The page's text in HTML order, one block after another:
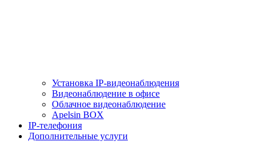
Установка IP-видеонаблюдения
Видеонаблюдение в офисе
Облачное видеонаблюдение
Apelsin BOX
IP-телефония
Дополнительные услуги